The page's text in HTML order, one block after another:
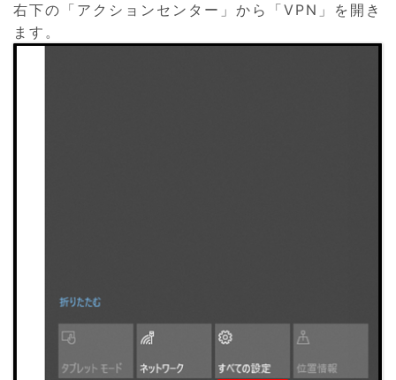
右下の「アクションセンター」から「VPN」を開き
ます。